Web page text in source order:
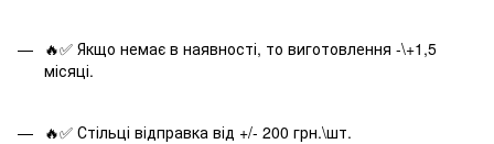
🔥✅ Якщо немає в наявності, то виготовлення -\+1,5
місяці.
🔥✅ Стільці відправка від +/- 200 грн.\шт.